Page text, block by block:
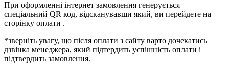
При оформленні інтернет замовлення генерується
спеціальний QR код, відсканувавши який, ви перейдете на
сторінку оплати .
*зверніть увагу, що після оплати з сайту варто дочекатись
дзвінка менеджера, який підтердить успішність оплати і
підтвердить замовлення.